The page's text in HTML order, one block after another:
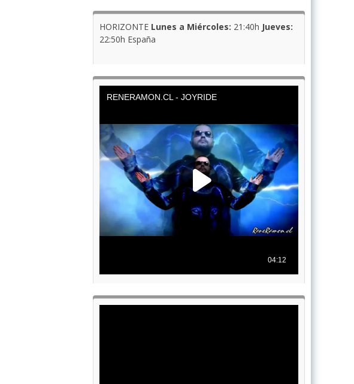
HORIZONTE Lunes a Miércoles: 21:40h Jueves:
22:50h España